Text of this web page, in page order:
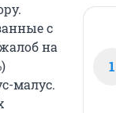
с
на
малус.
1